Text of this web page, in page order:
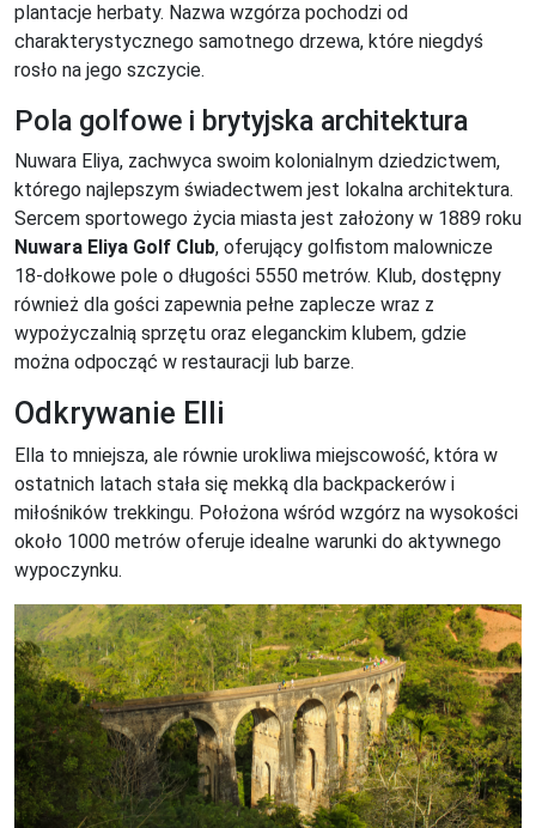
plantacje herbaty. Nazwa wzgórza pochodzi od
charakterystycznego samotnego drzewa, które niegdyś
rosło na jego szczycie.
Pola golfowe i brytyjska architektura
Nuwara Eliya, zachwyca swoim kolonialnym dziedzictwem,
którego najlepszym świadectwem jest lokalna architektura.
Sercem sportowego życia miasta jest założony w 1889 roku
Nuwara Eliya Golf Club, oferujący golfistom malownicze
18-dołkowe pole o długości 5550 metrów. Klub, dostępny
również dla gości zapewnia pełne zaplecze wraz z
wypożyczalnią sprzętu oraz eleganckim klubem, gdzie
można odpocząć w restauracji lub barze.
Odkrywanie Elli
Ella to mniejsza, ale równie urokliwa miejscowość, która w
ostatnich latach stała się mekką dla backpackerów i
miłośników trekkingu. Położona wśród wzgórz na wysokości
około 1000 metrów oferuje idealne warunki do aktywnego
wypoczynku.